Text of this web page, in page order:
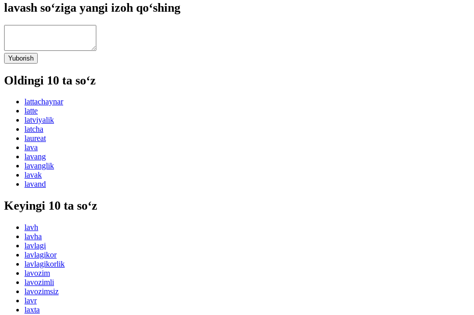
lavash so‘ziga yangi izoh qo‘shing
Yuborish
Oldingi 10 ta so‘z
lattachaynar
latte
latviyalik
latcha
laureat
lava
lavang
lavanglik
lavak
lavand
Keyingi 10 ta so‘z
lavh
lavha
lavlagi
lavlagikor
lavlagikorlik
lavozim
lavozimli
lavozimsiz
lavr
laxta